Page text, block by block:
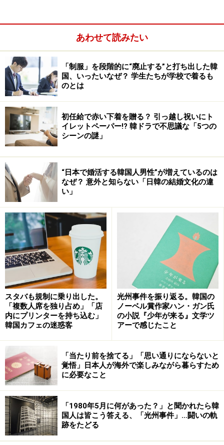
場合がほとんどです。また、韓屋（伝統的な朝鮮の建築
様式）スタイルの宿泊施設では、高級クラスの韓屋を筆
頭にバスタブを設置する宿が増えてきましたが、シャワ
ーしかない施設も多いので気になる方は予約前にご確認
を！ また、ホテルの等級に関係なく、お湯は使えます。
シャワーの水圧などの違いはあっても、水しか出ない……
ということはまずありません。
気になるアメニティですが、韓国は衛生および環境保護
の観点から、使い捨ての歯ブラシやソープなどを置かな
いホテルが多くあります。中～高級ホテルクラスではボ
る場合が多い傾向にありますが、そうでないホテルもあ
ります。特に格安ホテルや旅館の場合、ソープしかない
ことが多く、基本的にシャンプー、歯ブラシ、歯磨き粉
などは持参する必要があります。タオルやドライヤーな
どは、格安ホテルでも用意されている場合がほとんどで
すが、ホームページなどで確認できない場合は、直接問
い合わせて確認されることをおすすめします。
あわせて読みたい
「制服」を段階的に“廃止する”と打ち出した韓
国、いったいなぜ？ 学生たちが学校で着るも
のとは
初任給で赤い下着を贈る？ 引っ越し祝いにト
イレットペーパー!? 韓ドラで不思議な「5つの
シーンの謎」
“日本で婚活する韓国人男性”が増えているのは
なぜ？ 意外と知らない「日韓の結婚文化の違
い」
スタバも規制に乗り出した。
「複数人席を独り占め」「店
内にプリンターを持ち込む」
韓国カフェの迷惑客
光州事件を振り返る。韓国の
ノーベル賞作家ハン・ガン氏
の小説『少年が来る』文学ツ
アーで感じたこと
「当たり前を捨てる」「思い通りにならないと
覚悟」日本人が海外で楽しみながら暮らすため
に必要なこと
「1980年5月に何があった？」と聞かれたら韓
国人は皆こう答える、「光州事件」…闘いの軌
跡をたどる